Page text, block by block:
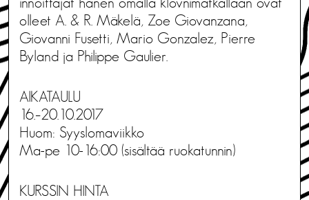
olleet A. & R. Mäkelä, Zoe Giovanzana,
Giovanni Fusetti, Mario Gonzalez, Pierre
Byland ja Philippe Gaulier.
AIKATAULU
16.–20.10.2017
Huom: Syyslomaviikko
Ma-pe 10-16:00 (sisältää ruokatunnin)
KURSSIN HINTA